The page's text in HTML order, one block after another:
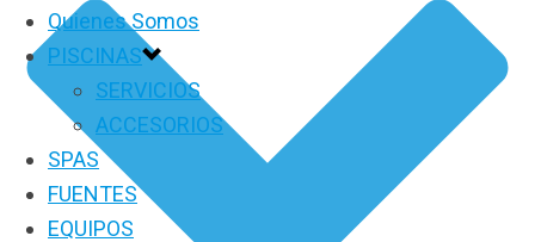
Quienes Somos
PISCINAS
SERVICIOS
ACCESORIOS
SPAS
FUENTES
EQUIPOS